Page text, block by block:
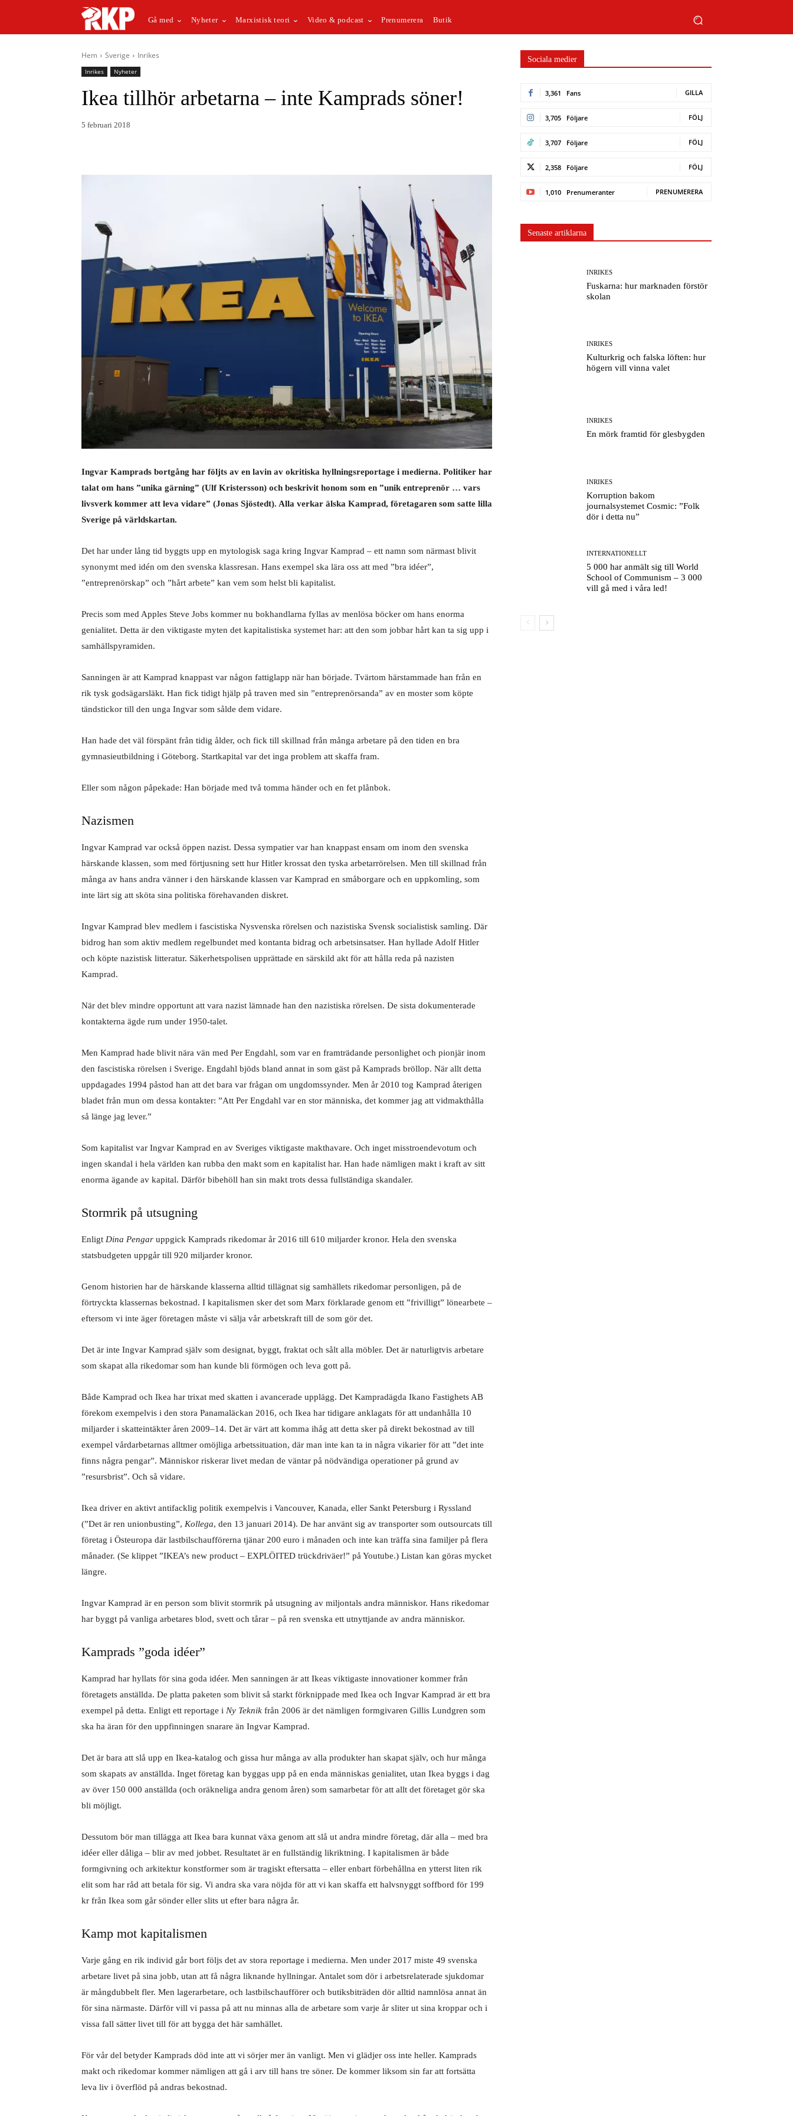
Gå med Nyheter Marxistisk teori Video & podcast Prenumerera Butik
Hem Sverige Inrikes
Inrikes Nyheter
Ikea tillhör arbetarna – inte Kamprads söner!
5 februari 2018
Ingvar Kamprads bortgång har följts av en lavin av okritiska hyllningsreportage i medierna. Politiker har
talat om hans ”unika gärning” (Ulf Kristersson) och beskrivit honom som en ”unik entreprenör … vars
livsverk kommer att leva vidare” (Jonas Sjöstedt). Alla verkar älska Kamprad, företagaren som satte lilla
Sverige på världskartan.
Det har under lång tid byggts upp en mytologisk saga kring Ingvar Kamprad – ett namn som närmast blivit
synonymt med idén om den svenska klassresan. Hans exempel ska lära oss att med ”bra idéer”,
”entreprenörskap” och ”hårt arbete” kan vem som helst bli kapitalist.
Precis som med Apples Steve Jobs kommer nu bokhandlarna fyllas av menlösa böcker om hans enorma
genialitet. Detta är den viktigaste myten det kapitalistiska systemet har: att den som jobbar hårt kan ta sig upp i
samhällspyramiden.
Sanningen är att Kamprad knappast var någon fattiglapp när han började. Tvärtom härstammade han från en
rik tysk godsägarsläkt. Han fick tidigt hjälp på traven med sin ”entreprenörsanda” av en moster som köpte
tändstickor till den unga Ingvar som sålde dem vidare.
Han hade det väl förspänt från tidig ålder, och fick till skillnad från många arbetare på den tiden en bra
gymnasieutbildning i Göteborg. Startkapital var det inga problem att skaffa fram.
Eller som någon påpekade: Han började med två tomma händer och en fet plånbok.
Nazismen
Ingvar Kamprad var också öppen nazist. Dessa sympatier var han knappast ensam om inom den svenska
härskande klassen, som med förtjusning sett hur Hitler krossat den tyska arbetarrörelsen. Men till skillnad från
många av hans andra vänner i den härskande klassen var Kamprad en småborgare och en uppkomling, som
inte lärt sig att sköta sina politiska förehavanden diskret.
Ingvar Kamprad blev medlem i fascistiska Nysvenska rörelsen och nazistiska Svensk socialistisk samling. Där
bidrog han som aktiv medlem regelbundet med kontanta bidrag och arbetsinsatser. Han hyllade Adolf Hitler
och köpte nazistisk litteratur. Säkerhetspolisen upprättade en särskild akt för att hålla reda på nazisten
Kamprad.
När det blev mindre opportunt att vara nazist lämnade han den nazistiska rörelsen. De sista dokumenterade
kontakterna ägde rum under 1950-talet.
Men Kamprad hade blivit nära vän med Per Engdahl, som var en framträdande personlighet och pionjär inom
den fascistiska rörelsen i Sverige. Engdahl bjöds bland annat in som gäst på Kamprads bröllop. När allt detta
uppdagades 1994 påstod han att det bara var frågan om ungdomssynder. Men år 2010 tog Kamprad återigen
bladet från mun om dessa kontakter: ”Att Per Engdahl var en stor människa, det kommer jag att vidmakthålla
så länge jag lever.”
Som kapitalist var Ingvar Kamprad en av Sveriges viktigaste makthavare. Och inget misstroendevotum och
ingen skandal i hela världen kan rubba den makt som en kapitalist har. Han hade nämligen makt i kraft av sitt
enorma ägande av kapital. Därför bibehöll han sin makt trots dessa fullständiga skandaler.
Stormrik på utsugning
Enligt Dina Pengar uppgick Kamprads rikedomar år 2016 till 610 miljarder kronor. Hela den svenska
statsbudgeten uppgår till 920 miljarder kronor.
Genom historien har de härskande klasserna alltid tillägnat sig samhällets rikedomar personligen, på de
förtryckta klassernas bekostnad. I kapitalismen sker det som Marx förklarade genom ett ”frivilligt” lönearbete –
eftersom vi inte äger företagen måste vi sälja vår arbetskraft till de som gör det.
Det är inte Ingvar Kamprad själv som designat, byggt, fraktat och sålt alla möbler. Det är naturligtvis arbetare
som skapat alla rikedomar som han kunde bli förmögen och leva gott på.
Både Kamprad och Ikea har trixat med skatten i avancerade upplägg. Det Kampradägda Ikano Fastighets AB
förekom exempelvis i den stora Panamaläckan 2016, och Ikea har tidigare anklagats för att undanhålla 10
miljarder i skatteintäkter åren 2009–14. Det är värt att komma ihåg att detta sker på direkt bekostnad av till
exempel vårdarbetarnas alltmer omöjliga arbetssituation, där man inte kan ta in några vikarier för att ”det inte
finns några pengar”. Människor riskerar livet medan de väntar på nödvändiga operationer på grund av
”resursbrist”. Och så vidare.
Ikea driver en aktivt antifacklig politik exempelvis i Vancouver, Kanada, eller Sankt Petersburg i Ryssland
(”Det är ren unionbusting”, Kollega, den 13 januari 2014). De har använt sig av transporter som outsourcats till
företag i Östeuropa där lastbilschaufförerna tjänar 200 euro i månaden och inte kan träffa sina familjer på flera
månader. (Se klippet ”IKEA’s new product – EXPLÖITED trückdriväer!” på Youtube.) Listan kan göras mycket
längre.
Ingvar Kamprad är en person som blivit stormrik på utsugning av miljontals andra människor. Hans rikedomar
har byggt på vanliga arbetares blod, svett och tårar – på ren svenska ett utnyttjande av andra människor.
Kamprads ”goda idéer”
Kamprad har hyllats för sina goda idéer. Men sanningen är att Ikeas viktigaste innovationer kommer från
företagets anställda. De platta paketen som blivit så starkt förknippade med Ikea och Ingvar Kamprad är ett bra
exempel på detta. Enligt ett reportage i Ny Teknik från 2006 är det nämligen formgivaren Gillis Lundgren som
ska ha äran för den uppfinningen snarare än Ingvar Kamprad.
Det är bara att slå upp en Ikea-katalog och gissa hur många av alla produkter han skapat själv, och hur många
som skapats av anställda. Inget företag kan byggas upp på en enda människas genialitet, utan Ikea byggs i dag
av över 150 000 anställda (och oräkneliga andra genom åren) som samarbetar för att allt det företaget gör ska
bli möjligt.
Dessutom bör man tillägga att Ikea bara kunnat växa genom att slå ut andra mindre företag, där alla – med bra
idéer eller dåliga – blir av med jobbet. Resultatet är en fullständig likriktning. I kapitalismen är både
formgivning och arkitektur konstformer som är tragiskt eftersatta – eller enbart förbehållna en ytterst liten rik
elit som har råd att betala för sig. Vi andra ska vara nöjda för att vi kan skaffa ett halvsnyggt soffbord för 199
kr från Ikea som går sönder eller slits ut efter bara några år.
Kamp mot kapitalismen
Varje gång en rik individ går bort följs det av stora reportage i medierna. Men under 2017 miste 49 svenska
arbetare livet på sina jobb, utan att få några liknande hyllningar. Antalet som dör i arbetsrelaterade sjukdomar
är mångdubbelt fler. Men lagerarbetare, och lastbilschaufförer och butiksbiträden dör alltid namnlösa annat än
för sina närmaste. Därför vill vi passa på att nu minnas alla de arbetare som varje år sliter ut sina kroppar och i
vissa fall sätter livet till för att bygga det här samhället.
För vår del betyder Kamprads död inte att vi sörjer mer än vanligt. Men vi glädjer oss inte heller. Kamprads
makt och rikedomar kommer nämligen att gå i arv till hans tre söner. De kommer liksom sin far att fortsätta
leva liv i överflöd på andras bekostnad.
Sociala medier
3,361 Fans GILLA
3,705 Följare FÖLJ
3,707 Följare FÖLJ
2,358 Följare FÖLJ
1,010 Prenumeranter PRENUMERERA
Senaste artiklarna
INRIKES
Fuskarna: hur marknaden förstör
skolan
INRIKES
Kulturkrig och falska löften: hur
högern vill vinna valet
INRIKES
En mörk framtid för glesbygden
INRIKES
Korruption bakom
journalsystemet Cosmic: ”Folk
dör i detta nu”
INTERNATIONELLT
5 000 har anmält sig till World
School of Communism – 3 000
vill gå med i våra led!